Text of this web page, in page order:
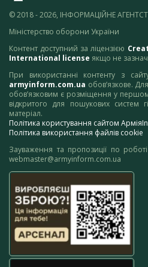
© 2018 - 2026, ІНФОРМАЦІЙНЕ
Міністерство оборони України
Контент доступний за ліцензією
International license якщо не
При використанні контенту з
armyinform.com.ua обов’язкове.
обов’язковим є розміщення у
відкритого для пошукових систем
матеріал.
Політика користування сайтом
Політика використання файлів cookie
Зауваження та пропозиції по
webmaster@armyinform.com.ua